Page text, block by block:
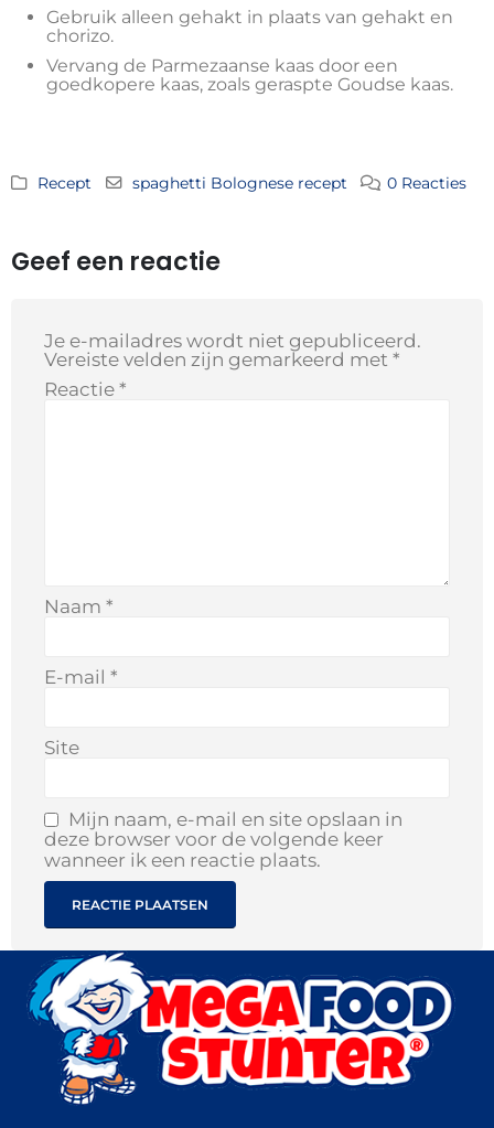
Gebruik alleen gehakt in plaats van gehakt en
chorizo.
Vervang de Parmezaanse kaas door een
goedkopere kaas, zoals geraspte Goudse kaas.
Recept spaghetti Bolognese recept 0 Reacties
Geef een reactie
Je e-mailadres wordt niet gepubliceerd.
Vereiste velden zijn gemarkeerd met *
Reactie *
Naam *
E-mail *
Site
Mijn naam, e-mail en site opslaan in
deze browser voor de volgende keer
wanneer ik een reactie plaats.